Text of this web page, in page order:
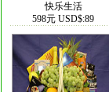
快乐生活
598元 USD$:89